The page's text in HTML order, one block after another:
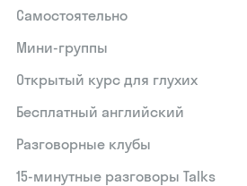
Самостоятельно
Мини-группы
Открытый курс для глухих
Бесплатный английский
Разговорные клубы
15‑минутные разговоры Talks